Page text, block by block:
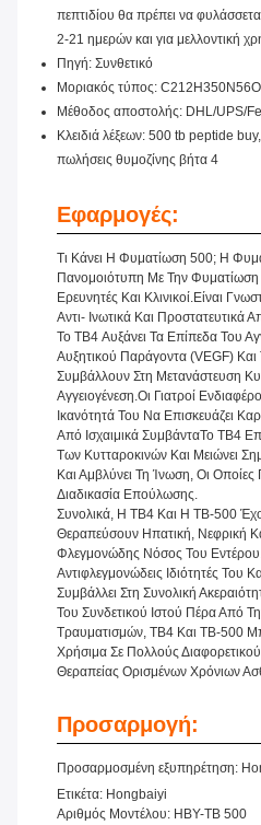
πεπτιδίου θα πρέπει να
2-21 ημερών και για μελλοντική
Πηγή: Συνθετικό
Μοριακός τύπος:
Μέθοδος αποστολής: DHL/UPS/
Κλειδιά λέξεων: 500 tb peptide
πωλήσεις θυμοζίνης βήτα 4
Εφαρμογές:
Τι Κάνει Η Φυματίωση 500; Η
Πανομοιότυπη Με Την
Ερευνητές Και Κλινικοί.Είναι
Αντι- Ινωτικά Και Προστατευτικά
Το TB4 Αυξάνει Τα Επίπεδα Του
Αυξητικού Παράγοντα (VEGF) Και
Συμβάλλουν Στη Μετανάστευση
Αγγειογένεση.Οι Γιατροί
Ικανότητά Του Να Επισκευάζει
Από Ισχαιμικά ΣυμβάνταΤο TB4
Των Κυτταροκινών Και Μειώνει
Και Αμβλύνει Τη Ίνωση, Οι
Διαδικασία Επούλωσης.
Συνολικά, Η TB4 Και Η TB-500
Θεραπεύσουν Ηπατική, Νεφρική
Φλεγμονώδης Νόσος Του
Αντιφλεγμονώδεις Ιδιότητές Του
Συμβάλλει Στη Συνολική
Του Συνδετικού Ιστού Πέρα Από
Τραυματισμών, TB4 Και TB-500
Χρήσιμα Σε Πολλούς
Θεραπείας Ορισμένων Χρόνιων
Προσαρμογή:
Προσαρμοσμένη εξυπηρέτηση:
Ετικέτα: Hongbaiyi
Αριθμός Μοντέλου: HBY-TB 500